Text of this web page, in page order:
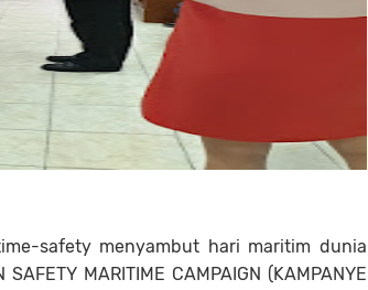
safety menyambut hari maritim dunia
MARITIME CAMPAIGN (KAMPANYE